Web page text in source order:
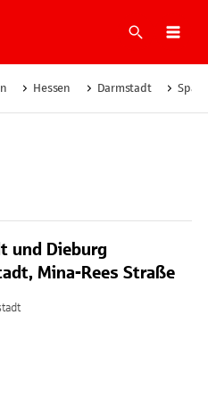
Suche
Hessen Darmstadt
und Dieburg
Mina-Rees Straße